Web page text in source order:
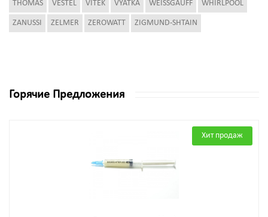
THOMAS VESTEL VITEK VYATKA WEISSGAUFF WHIRLPOOL
ZANUSSI ZELMER ZEROWATT ZIGMUND-SHTAIN
Горячие Предложения
Хит продаж